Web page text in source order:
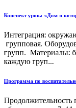
Конспект урока «Дом в
Интеграция:
групповая.
групп. Материалы:
каждую груп...
Программа по
Продолжительность